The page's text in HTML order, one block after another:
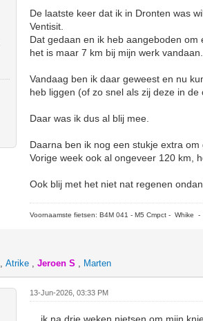
De laatste keer dat ik in Dronten was
Ventisit.
Dat gedaan en ik heb aangeboden om
het is maar 7 km bij mijn werk vandaan.
Vandaag ben ik daar geweest en nu
heb liggen (of zo snel als zij deze in
Daar was ik dus al blij mee.
Daarna ben ik nog een stukje extra
Vorige week ook al ongeveer 120 km,
Ook blij met het niet nat regenen
Voornaamste fietsen: B4M 041 - M5 Cmpct - Whike
,Atrike ,Jeroen S , Marten
13-Jun-2026, 03:33 PM